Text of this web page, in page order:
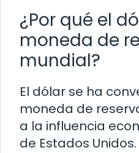
¿Por qué el
moneda de
mundial?
El dólar se ha
moneda de
a la influencia
de Estados Unidos.